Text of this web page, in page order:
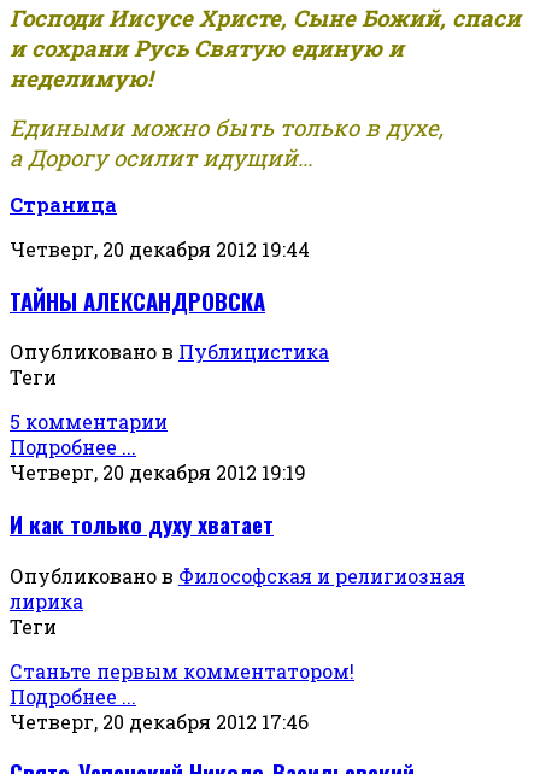
Господи Иисусе Христе, Сыне Божий, спаси
и сохрани Русь Святую единую и
неделимую!
Едиными можно быть только в духе,
а Дорогу осилит идущий...
Страница
Четверг, 20 декабря 2012 19:44
ТАЙНЫ АЛЕКСАНДРОВСКА
Опубликовано в Публицистика
Теги
5 комментарии
Подробнее ...
Четверг, 20 декабря 2012 19:19
И как только духу хватает
Опубликовано в Философская и религиозная
лирика
Теги
Станьте первым комментатором!
Подробнее ...
Четверг, 20 декабря 2012 17:46